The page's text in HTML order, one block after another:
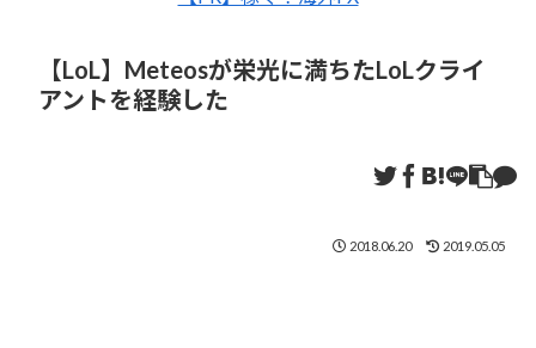
【LoL】Meteosが栄光に満ちたLoLクライ
アントを経験した
2018.06.20 2019.05.05